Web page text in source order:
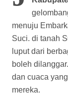
Dalam
Berikut
kabar
termasuk
selama
1. Posisi